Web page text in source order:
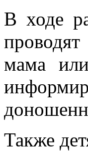
В ходе
мама
Также